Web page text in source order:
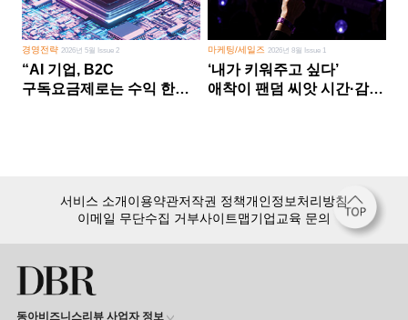
경영전략 2026년 5월 Issue 2
“AI 기업, B2C
구독요금제로는 수익 한계
마케팅/세일즈 2026년 8월 Issue 1
‘내가 키워주고 싶다’
애착이 팬덤 씨앗 시간·감정
서비스 소개이용약관저작권 정책개인정보처리방침
이메일 무단수집 거부사이트맵기업교육 문의
동아비즈니스리뷰 사업자 정보